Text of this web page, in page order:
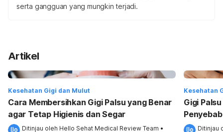
serta gangguan yang mungkin terjadi.
Artikel
Kesehatan Gigi dan Mulut
Cara Membersihkan Gigi Palsu yang Benar
agar Tetap Higienis dan Segar
Ditinjau oleh Hello Sehat Medical Review Team •
Kesehatan
Gigi
Ditinjau